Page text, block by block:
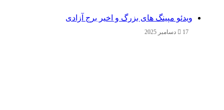
ویدئو مپینگ های بزرگ و اخیر برج آزادی
17 دسامبر 2025